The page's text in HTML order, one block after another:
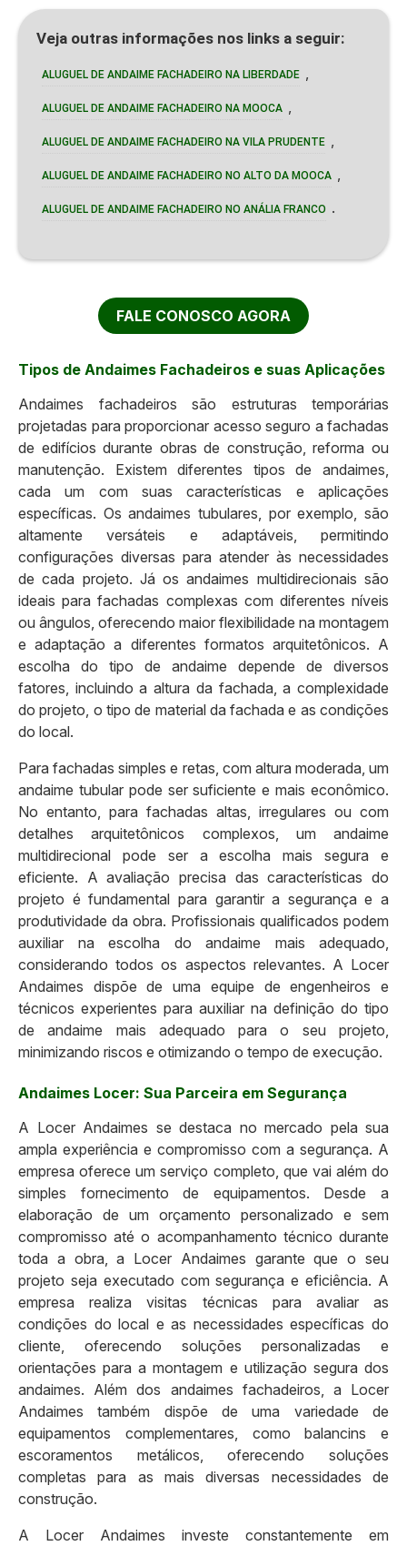
Veja outras informações nos links a seguir:
ALUGUEL DE ANDAIME FACHADEIRO NA LIBERDADE
ALUGUEL DE ANDAIME FACHADEIRO NA MOOCA
ALUGUEL DE ANDAIME FACHADEIRO NA VILA PRUDENTE
ALUGUEL DE ANDAIME FACHADEIRO NO ALTO DA MOOCA
ALUGUEL DE ANDAIME FACHADEIRO NO ANÁLIA FRANCO .
FALE CONOSCO AGORA
Tipos de Andaimes Fachadeiros e suas Aplicações
Andaimes fachadeiros são estruturas temporárias
projetadas para proporcionar acesso seguro a fachadas
de edifícios durante obras de construção, reforma ou
manutenção. Existem diferentes tipos de andaimes,
cada um com suas características e aplicações
específicas. Os andaimes tubulares, por exemplo, são
altamente versáteis e adaptáveis, permitindo
configurações diversas para atender às necessidades
de cada projeto. Já os andaimes multidirecionais são
ideais para fachadas complexas com diferentes níveis
ou ângulos, oferecendo maior flexibilidade na montagem
e adaptação a diferentes formatos arquitetônicos. A
escolha do tipo de andaime depende de diversos
fatores, incluindo a altura da fachada, a complexidade
do projeto, o tipo de material da fachada e as condições
do local.
Para fachadas simples e retas, com altura moderada, um
andaime tubular pode ser suficiente e mais econômico.
No entanto, para fachadas altas, irregulares ou com
detalhes arquitetônicos complexos, um andaime
multidirecional pode ser a escolha mais segura e
eficiente. A avaliação precisa das características do
projeto é fundamental para garantir a segurança e a
produtividade da obra. Profissionais qualificados podem
auxiliar na escolha do andaime mais adequado,
considerando todos os aspectos relevantes. A Locer
Andaimes dispõe de uma equipe de engenheiros e
técnicos experientes para auxiliar na definição do tipo
de andaime mais adequado para o seu projeto,
minimizando riscos e otimizando o tempo de execução.
Andaimes Locer: Sua Parceira em Segurança
A Locer Andaimes se destaca no mercado pela sua
ampla experiência e compromisso com a segurança. A
empresa oferece um serviço completo, que vai além do
simples fornecimento de equipamentos. Desde a
elaboração de um orçamento personalizado e sem
compromisso até o acompanhamento técnico durante
toda a obra, a Locer Andaimes garante que o seu
projeto seja executado com segurança e eficiência. A
empresa realiza visitas técnicas para avaliar as
condições do local e as necessidades específicas do
cliente, oferecendo soluções personalizadas e
orientações para a montagem e utilização segura dos
andaimes. Além dos andaimes fachadeiros, a Locer
Andaimes também dispõe de uma variedade de
equipamentos complementares, como balancins e
escoramentos metálicos, oferecendo soluções
completas para as mais diversas necessidades de
construção.
A Locer Andaimes investe constantemente em